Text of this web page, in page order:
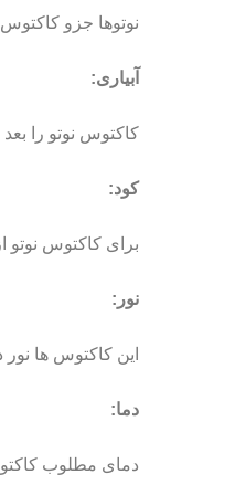
نوتوها جزو
آبیاری:
کاکتوس نوتو را
کود:
برای کاکتوس نوتو از کود های
نور:
این کاکتوس ها
دما:
دمای مطلوب کاکتوس نوتو